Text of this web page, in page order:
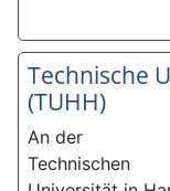
Technische
(TUHH)
An der
Technischen